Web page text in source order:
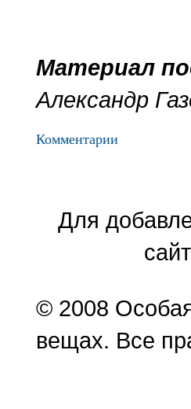
Материал
Александр
Комментарии
Для
© 2008
вещах. Все